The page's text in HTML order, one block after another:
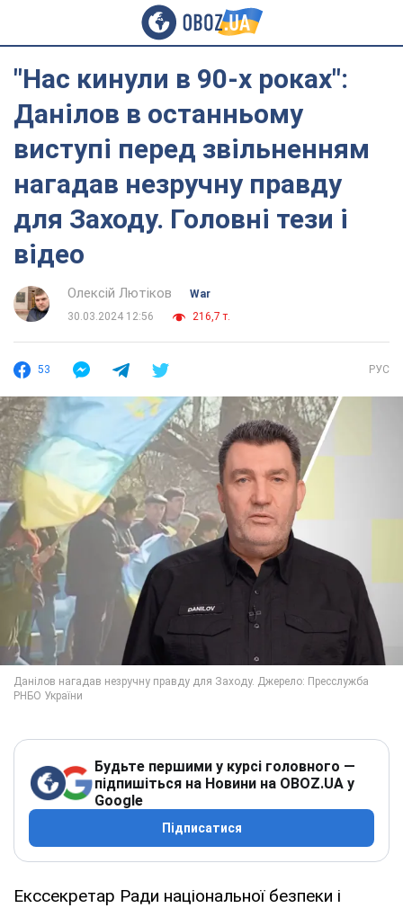
"Нас кинули в 90-х роках":
Данілов в останньому
виступі перед звільненням
нагадав незручну правду
для Заходу. Головні тези і
відео
Олексій Лютіков
War
30.03.2024 12:56
216,7 т.
53 РУС
Будьте першими у курсі головного —
підпишіться на Новини на OBOZ.UA у
Google
Підписатися
Екссекретар Ради національної безпеки і